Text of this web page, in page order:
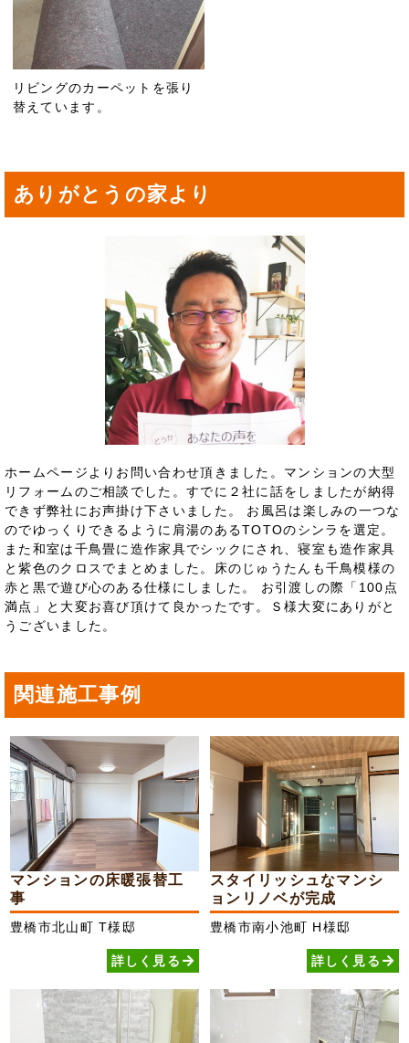
リビングのカーペットを張り
替えています。
ありがとうの家より
ホームページよりお問い合わせ頂きました。マンションの大型
リフォームのご相談でした。すでに２社に話をしましたが納得
できず弊社にお声掛け下さいました。 お風呂は楽しみの一つな
のでゆっくりできるように肩湯のあるTOTOのシンラを選定。
また和室は千鳥畳に造作家具でシックにされ、寝室も造作家具
と紫色のクロスでまとめました。床のじゅうたんも千鳥模様の
赤と黒で遊び心のある仕様にしました。 お引渡しの際「100点
満点」と大変お喜び頂けて良かったです。Ｓ様大変にありがと
うございました。
関連施工事例
マンションの床暖張替工
事
豊橋市北山町T様邸
詳しく見る
スタイリッシュなマンシ
ョンリノベが完成
豊橋市南小池町 H様邸
詳しく見る